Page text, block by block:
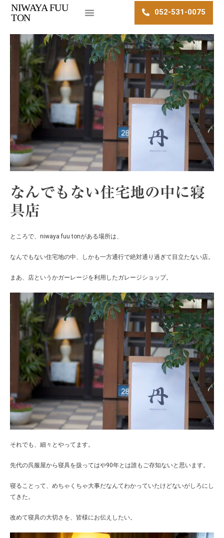
NIWAYA FUU
TON
052-531-0075
なんでもない住宅地の中に寝
具店
ところで、niwaya fuu tonがある場所は、
なんでもない住宅地の中、しかも一方通行で絶対通り過ぎて目立たない店。
まあ、店というかガーレージを利用したガレージショップ。
それでも、細々とやってます。
先代の呉服屋から寝具を扱ってはや90年とは誰もご存知ないと思います。
寝ることって、めちゃくちゃ大事だなんてわかっていたけどないがしろにし
てきた。
改めて寝具の大切さを、皆様にお伝えしたい。